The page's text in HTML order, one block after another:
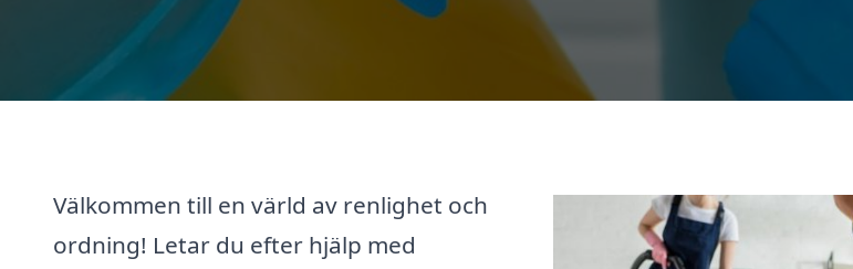
Välkommen till en värld av renlighet och
ordning! Letar du efter hjälp med